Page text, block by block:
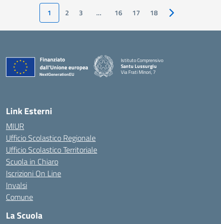
1 2 3 … 16 17 18 Pagina
Istituto Comprensivo
Santu Lussurgiu
Via Frati Minori, 7
Link Esterni
MIUR
Ufficio Scolastico Regionale
Ufficio Scolastico Territoriale
Scuola in Chiaro
Iscrizioni On Line
Invalsi
Comune
La Scuola